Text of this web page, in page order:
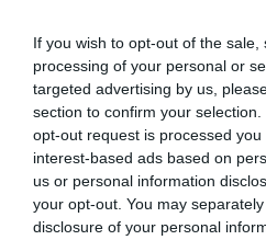
If you wish to opt-out of the
processing of your personal or
targeted advertising by us,
section to confirm your
opt-out request is processed
interest-based ads based on
us or personal information
your opt-out. You may
disclosure of your personal